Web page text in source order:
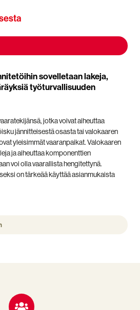
sovelletaan lakeja,
työturvallisuuden
jotka voivat aiheuttaa
jännitteisestä osasta tai valokaaren
yleisimmät vaaranpaikat. Valokaaren
ja aiheuttaa komponenttien
voi olla vaarallista hengitettynä.
on tärkeää käyttää asianmukaista